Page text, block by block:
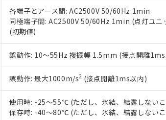
各端子とアース間: AC2500V 50/60Hz 1min
同極端子間: AC2500V 50/60Hz 1min (点灯ユニ
(初期値)
誤動作: 10～55Hz 複振幅 1.5mm (接点開離
誤動作: 最大1000m/s2 (接点開離1ms以内)
使用時: -25～55℃ (ただし、氷結、結露しない
保存時: -40～80℃ (ただし、氷結、結露しない